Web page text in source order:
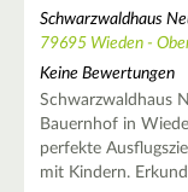
Schwarzwaldhaus
79695 Wieden -
Keine Bewertungen
Schwarzwaldhaus
Bauernhof in
perfekte
mit Kindern.